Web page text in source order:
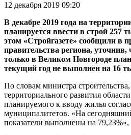
12 декабря 2019 09:20
В декабре 2019 года на
планируется ввести в строй 257
этом «Стройгазете» сообщили в
правительства региона,
только в Великом Новгороде
текущий год не выполнен на 16
По словам министра
территориального развития
планируемого к вводу жилья
муниципалитетов. «На
показатели выполнены на